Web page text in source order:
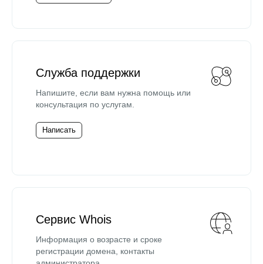
Служба поддержки
Напишите, если вам нужна помощь или
консультация по услугам.
Написать
Сервис Whois
Информация о возрасте и сроке
регистрации домена, контакты